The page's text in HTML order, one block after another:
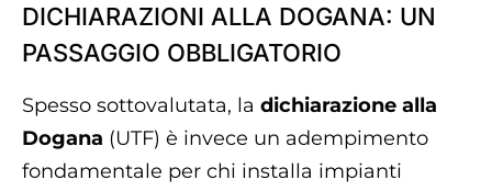
DICHIARAZIONI ALLA DOGANA: UN
PASSAGGIO OBBLIGATORIO
Spesso sottovalutata, la dichiarazione alla
Dogana (UTF) è invece un adempimento
fondamentale per chi installa impianti